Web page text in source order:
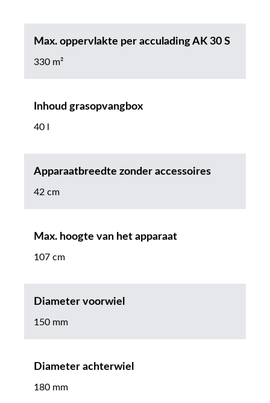
Max. oppervlakte per acculading AK 30 S
330 m²
Inhoud grasopvangbox
40 l
Apparaatbreedte zonder accessoires
42 cm
Max. hoogte van het apparaat
107 cm
Diameter voorwiel
150 mm
Diameter achterwiel
180 mm